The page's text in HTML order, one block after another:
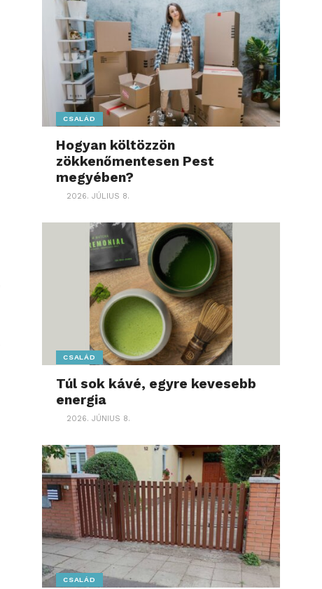
CSALÁD
Hogyan költözzön
zökkenőmentesen Pest
megyében?
2026. JÚLIUS 8.
CSALÁD
Túl sok kávé, egyre kevesebb
energia
2026. JÚNIUS 8.
CSALÁD